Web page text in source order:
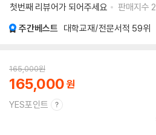
첫번째 리뷰어가 되어주세요
판매지수
주간베스트 대학교재/전문서적 59위
165,000원
165,000
YES포인트